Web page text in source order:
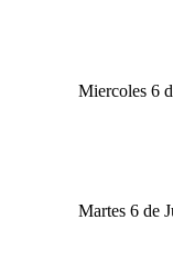
Miercoles 6
Martes 6 de